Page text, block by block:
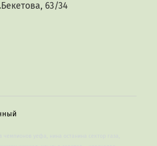
63/34